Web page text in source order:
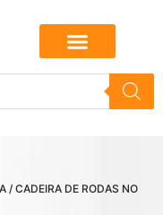
/ CADEIRA DE RODAS NO